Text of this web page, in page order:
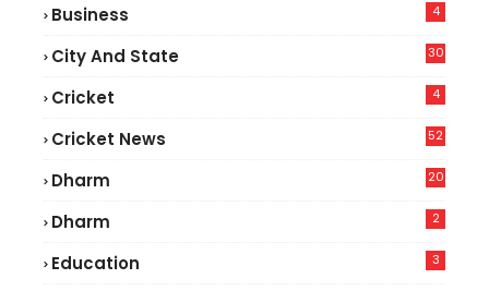
Business 4
City And State 30
Cricket 4
Cricket News
52
Dharm 20
Dharm 2
Education 3